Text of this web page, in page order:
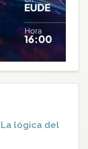
lógica del